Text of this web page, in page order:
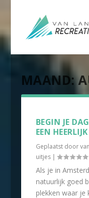
MAAND:
BEGIN JE
EEN
Geplaatst door
uitjes|
Als je in
natuurlijk goed
plekken waar je